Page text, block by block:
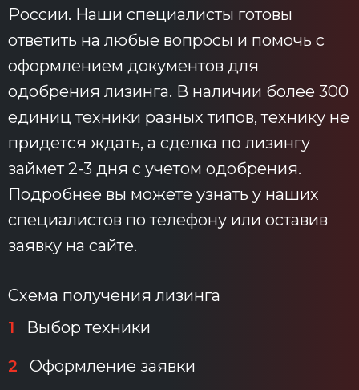
России. Наши специалисты готовы
ответить на любые вопросы и помочь с
оформлением документов для
одобрения лизинга. В наличии более 300
единиц техники разных типов, технику не
придется ждать, а сделка по лизингу
займет 2-3 дня с учетом одобрения.
Подробнее вы можете узнать у наших
специалистов по телефону или оставив
заявку на сайте.
Схема получения лизинга
1
Выбор техники
2
Оформление заявки